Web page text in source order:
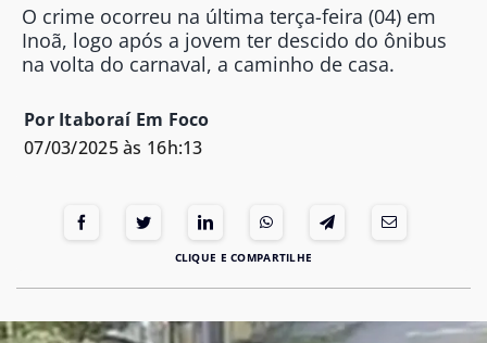
O crime ocorreu na última terça-feira (04) em
Inoã, logo após a jovem ter descido do ônibus
na volta do carnaval, a caminho de casa.
Por Itaboraí Em Foco
07/03/2025 às 16h:13